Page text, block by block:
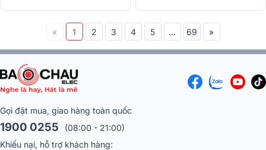
« 1 2 3 4 5 ... 69 »
Gọi đặt mua, giao hàng toàn quốc
1900 0255
(08:00 - 21:00)
Khiếu nại, hỗ trợ khách hàng: